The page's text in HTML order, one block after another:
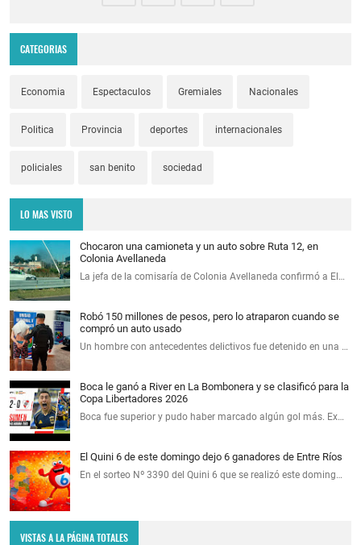
CATEGORIAS
Economia Espectaculos Gremiales Nacionales
Politica Provincia deportes internacionales
policiales san benito sociedad
LO MAS VISTO
Chocaron una camioneta y un auto sobre Ruta 12, en
Colonia Avellaneda
La jefa de la comisaría de Colonia Avellaneda confirmó a El…
Robó 150 millones de pesos, pero lo atraparon cuando se
compró un auto usado
Un hombre con antecedentes delictivos fue detenido en una …
Boca le ganó a River en La Bombonera y se clasificó para la
Copa Libertadores 2026
Boca fue superior y pudo haber marcado algún gol más. Ex…
El Quini 6 de este domingo dejo 6 ganadores de Entre Ríos
En el sorteo Nº 3390 del Quini 6 que se realizó este doming…
VISTAS A LA PÁGINA TOTALES